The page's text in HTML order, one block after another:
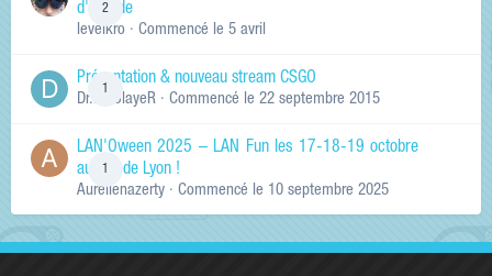
2
d'arcade
levelkro · Commencé le 5 avril
Présentation & nouveau stream CSGO
Dr.KinSlayeR · Commencé le 22 septembre 2015
LAN'Oween 2025 – LAN Fun les 17-18-19 octobre
au sud de Lyon !
Aurelienazerty · Commencé le 10 septembre 2025